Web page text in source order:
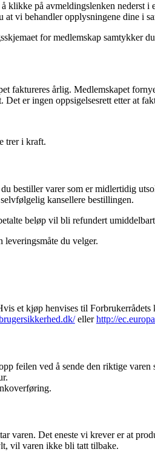
klikke på avmeldingslenken nederst
vi behandler opplysningene dine i
for medlemskap samtykker
faktureres årlig. Medlemskapet
er ingen oppsigelsesrett etter at
trer i kraft.
bestiller varer som er midlertidig
kansellere bestillingen.
beløp vil bli refundert
leveringsmåte du velger.
et kjøp henvises til
ellerhttp://
feilen ved å sende den riktige varen
varen. Det eneste vi krever er at
vil varen ikke bli tatt tilbake.